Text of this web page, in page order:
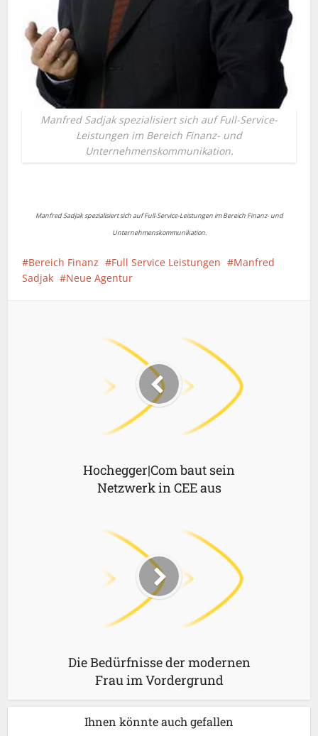
Manfred Sadjak spezialisiert sich auf Full-Service-
Leistungen im Bereich Finanz- und
Unternehmenskommunikation.
Manfred Sadjak spezialisiert sich auf Full-Service-Leistungen im Bereich Finanz- und
Unternehmenskommunikation.
Bereich Finanz Full Service Leistungen
Manfred
Sadjak
Neue Agentur
Hochegger|Com baut sein
Netzwerk in CEE aus
Die Bedürfnisse der modernen
Frau im Vordergrund
Ihnen könnte auch gefallen